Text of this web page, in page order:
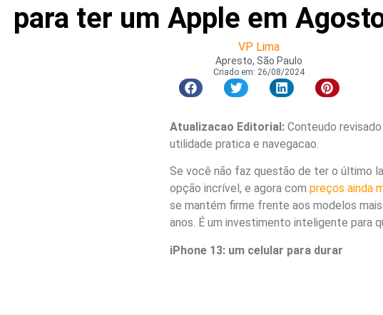
para ter um Apple em
VP Lima
Apresto, São Paulo
Criado em: 26/08/2024
Atualizacao Editorial:Conteudo revisado
utilidade pratica e navegacao.
Se você não faz questão de ter o último
opção incrível, e agora com preços ainda
se mantém firme frente aos modelos
anos. É um investimento inteligente para
iPhone 13: um celular para durar